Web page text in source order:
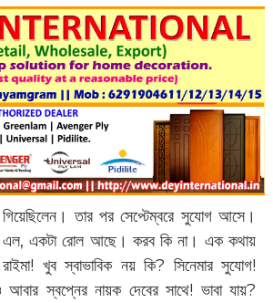
গিয়েছিলেন। তার পর সেপ্টেম্বরে সুযোগ আসে।
এল, একটা রোল আছে। করব কি না। এক কথায়
রাইমা! খুব স্বাভাবিক নয় কি? সিনেমার সুযোগ!
স্বপ্নের নায়ক দেবের সাথে! ভাবা যায়?